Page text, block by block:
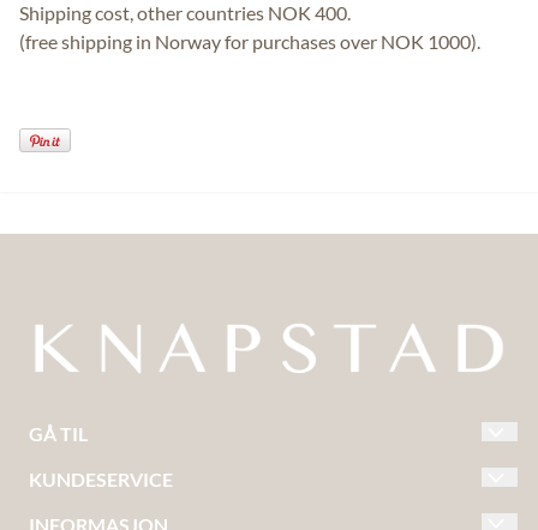
Shipping cost, other countries NOK 400.
(free shipping in Norway for purchases over NOK 1000).
GÅ TIL
STETTEGLASS
KUNDESERVICE
VILKÅR OG BETINGELSER
INFORMASJON